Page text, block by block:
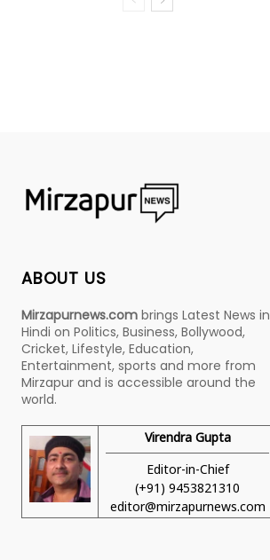
ABOUT US
Mirzapurnews.com brings Latest News in
Hindi on Politics, Business, Bollywood,
Cricket, Lifestyle, Education,
Entertainment, sports and more from
Mirzapur and is accessible around the
world.
Virendra Gupta
Editor-in-Chief
(+91) 9453821310
editor@mirzapurnews.com